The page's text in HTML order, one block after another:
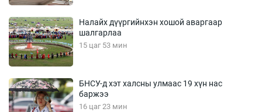
Налайх дүүргийнхэн хошой аваргаар
шалгарлаа
15 цаг 53 мин
БНСУ-д хэт халсны улмаас 19 хүн нас
баржээ
16 цаг 23 мин